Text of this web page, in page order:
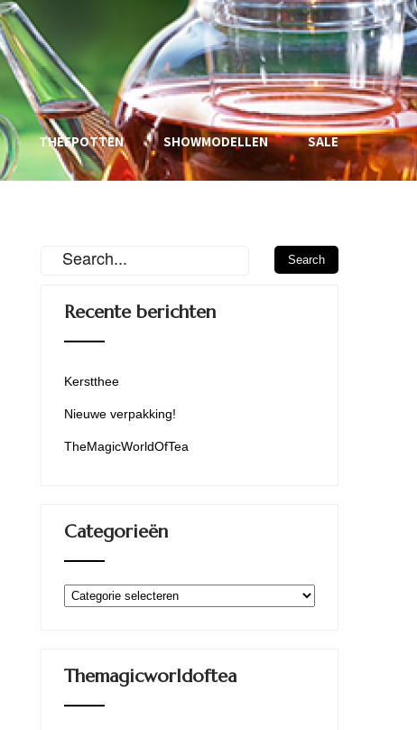
THEEPOTTEN SHOWMODELLEN SALE
Recente berichten
Kerstthee
Nieuwe verpakking!
TheMagicWorldOfTea
Categorieën
Categorieën
Themagicworldoftea